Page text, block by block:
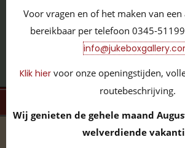
IT'S ALL ABOUT
GILDENSTRAAT 32 / 4143 HS LEERDAM / TEL:
INFO@JUKEBOXGALLERY.COM
volledige collectie / nieuwe
Voor vragen en of het maken van
bereikbaar per telefoon 0345-
Klik hier voor onze openingstijden,
routebeschrijving.
Wij genieten de gehele maand
welverdiende